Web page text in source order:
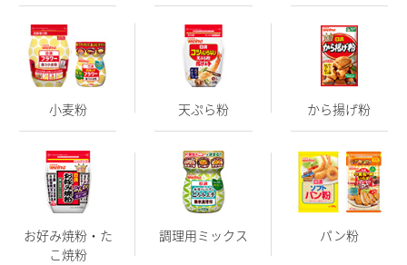
小麦粉 天ぷら粉 から揚げ粉
お好み焼粉・た
こ焼粉
調理用ミックス パン粉